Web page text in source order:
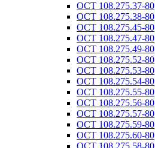
ОСТ 108.275.37-80
ОСТ 108.275.38-80
ОСТ 108.275.45-80
ОСТ 108.275.47-80
ОСТ 108.275.49-80
ОСТ 108.275.52-80
ОСТ 108.275.53-80
ОСТ 108.275.54-80
ОСТ 108.275.55-80
ОСТ 108.275.56-80
ОСТ 108.275.57-80
ОСТ 108.275.59-80
ОСТ 108.275.60-80
ОСТ 108.275.58-80